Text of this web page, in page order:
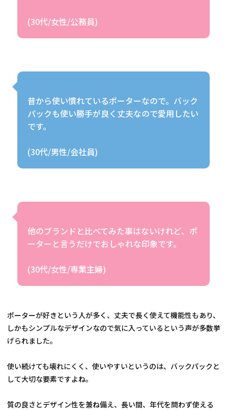
昔から使い慣れているポーターなので。バック
パックも使い勝手が良く丈夫なので愛用したい
です。
他のブランドと比べてみた事はないけれど、ポ
ーターと言うだけでおしゃれな印象です。
ポーターが好きという人が多く、丈夫で長く使えて機能性もあり、
しかもシンプルなデザインなので気に入っているという声が多数挙
げられました。
使い続けても壊れにくく、使いやすいというのは、バックパックと
して大切な要素ですよね。
質の良さとデザイン性を兼ね備え、長い間、年代を問わず使える